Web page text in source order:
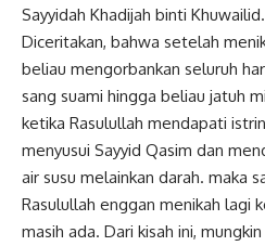
Sayyidah Khadijah binti Khuwailid.
Diceritakan, bahwa setelah
beliau mengorbankan seluruh
sang suami hingga beliau jatuh
ketika Rasulullah mendapati
menyusui Sayyid Qasim dan
air susu melainkan darah. maka
Rasulullah enggan menikah lagi
masih ada. Dari kisah ini,